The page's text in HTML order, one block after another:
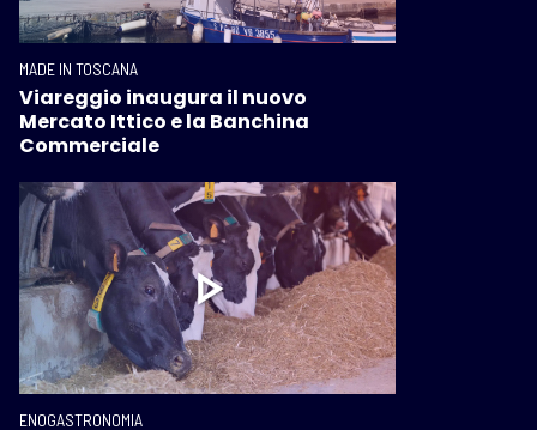
MADE IN TOSCANA
Viareggio inaugura il nuovo
Mercato Ittico e la Banchina
Commerciale
ENOGASTRONOMIA